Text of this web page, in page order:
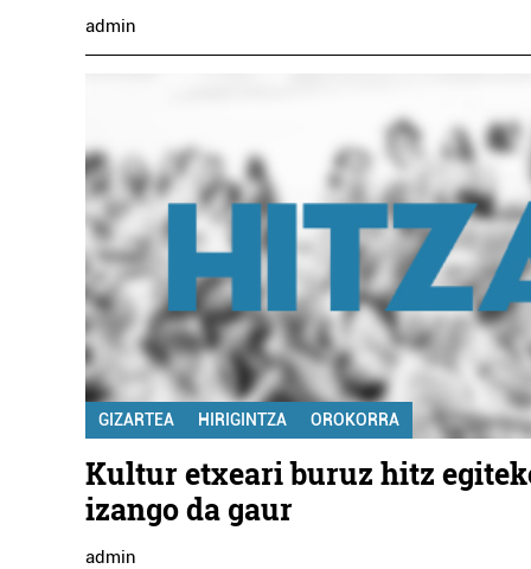
admin
GIZARTEA HIRIGINTZA OROKORRA
Kultur etxeari buruz hitz
izango da gaur
admin